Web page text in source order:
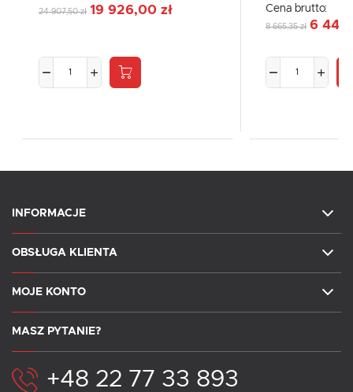
24 907,50 zł 19 926,00 zł Cena brutto:
8 665,35 zł 6
INFORMACJE
OBSŁUGA KLIENTA
MOJE KONTO
MASZ PYTANIE?
+48 22 77 33 893